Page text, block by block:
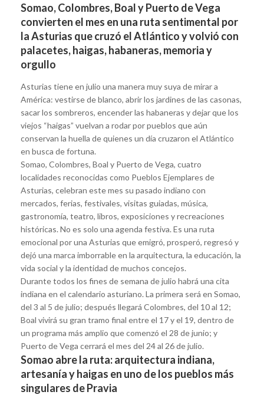
Somao, Colombres, Boal y Puerto de Vega
convierten el mes en una ruta sentimental por
la Asturias que cruzó el Atlántico y volvió con
palacetes, haigas, habaneras, memoria y
orgullo
Asturias tiene en julio una manera muy suya de mirar a
América: vestirse de blanco, abrir los jardines de las casonas,
sacar los sombreros, encender las habaneras y dejar que los
viejos “haigas” vuelvan a rodar por pueblos que aún
conservan la huella de quienes un día cruzaron el Atlántico
en busca de fortuna.
Somao, Colombres, Boal y Puerto de Vega, cuatro
localidades reconocidas como Pueblos Ejemplares de
Asturias, celebran este mes su pasado indiano con
mercados, ferias, festivales, visitas guiadas, música,
gastronomía, teatro, libros, exposiciones y recreaciones
históricas. No es solo una agenda festiva. Es una ruta
emocional por una Asturias que emigró, prosperó, regresó y
dejó una marca imborrable en la arquitectura, la educación, la
vida social y la identidad de muchos concejos.
Durante todos los fines de semana de julio habrá una cita
indiana en el calendario asturiano. La primera será en Somao,
del 3 al 5 de julio; después llegará Colombres, del 10 al 12;
Boal vivirá su gran tramo final entre el 17 y el 19, dentro de
un programa más amplio que comenzó el 28 de junio; y
Puerto de Vega cerrará el mes del 24 al 26 de julio.
Somao abre la ruta: arquitectura indiana,
artesanía y haigas en uno de los pueblos más
singulares de Pravia